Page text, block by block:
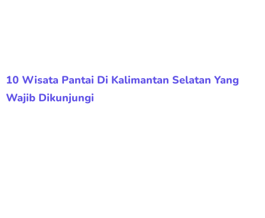
10 Wisata Pantai Di Kalimantan Selatan Yang
Wajib Dikunjungi